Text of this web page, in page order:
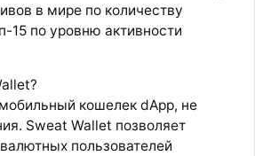
в мире по количеству
15 по уровню активности
кошелек dApp, не
Sweat Wallet позволяет
пользователей